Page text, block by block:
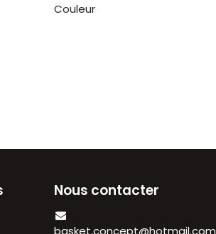
Couleur
Nous contacter
basket.concept@hotmail.com